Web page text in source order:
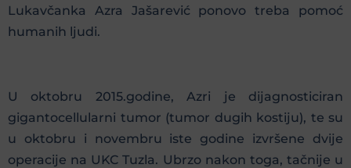
Lukavčanka Azra Jašarević ponovo treba pomoć
humanih ljudi.
U oktobru 2015.godine, Azri je dijagnosticiran
gigantocellularni tumor (tumor dugih kostiju), te su
u oktobru i novembru iste godine izvršene dvije
operacije na UKC Tuzla. Ubrzo nakon toga, tačnije u